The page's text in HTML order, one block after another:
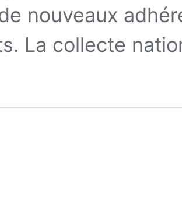
nouveaux
La collecte